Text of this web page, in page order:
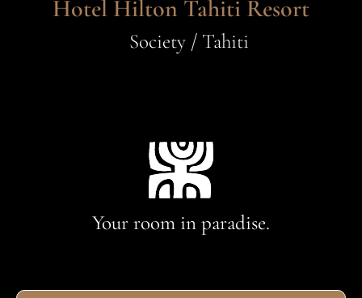
Hotel Hilton Tahiti Resort
Society / Tahiti
Your room in paradise.